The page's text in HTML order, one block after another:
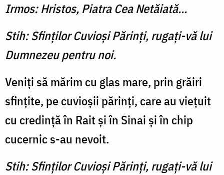
Irmos: Hristos, Piatra Cea Netăiată...
Stih: Sfinţilor Cuvioşi Părinţi, rugaţi-vă lui
Dumnezeu pentru noi.
Veniţi să mărim cu glas mare, prin grăiri
sfinţite, pe cuvioşii părinţi, care au vieţuit
cu credinţă în Rait şi în Sinai şi în chip
cucernic s-au nevoit.
Stih: Sfinţilor Cuvioşi Părinţi, rugaţi-vă lui